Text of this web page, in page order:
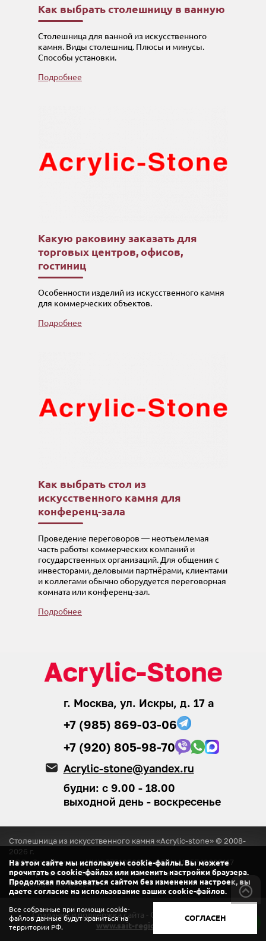
Как выбрать столешницу в ванную
Столешница для ванной из искусственного
камня. Виды столешниц. Плюсы и минусы.
Способы установки.
Подробнее
Какую раковину заказать для
торговых центров, офисов,
гостиниц
Особенности изделий из искусственного камня
для коммерческих объектов.
Подробнее
Как выбрать стол из
искусственного камня для
конференц-зала
Проведение переговоров — неотъемлемая
часть работы коммерческих компаний и
государственных организаций. Для общения с
инвесторами, деловыми партнёрами, клиентами
и коллегами обычно оборудуется переговорная
комната или конференц-зал.
Подробнее
г. Москва, ул. Искры, д. 17 а
+7 (985) 869-03-06
+7 (920) 805-98-70
Acrylic-stone@yandex.ru
будни: с 9.00 - 18.00
выходной день - воскресенье
Столешница из искусственного камня «Acrylic-stone» © 2008-
2026 г.
ООО «ЭлитКамень»ИНН 5751056920, ОГРН 1155749008117
® Копирование любых материалов с сайтабез согласия
владельцев запрещено.
Создание и поддержка сайта - ООО «Регион центр».
www.sait-region.ru
На этом сайте мы используем cookie-файлы. Вы можете
прочитать о cookie-файлах или изменить настройки браузера.
Продолжая пользоваться сайтом без изменения настроек, вы
даете согласие на использование ваших cookie-файлов.
Все собранные при помощи cookie-
файлов данные будут храниться на
территории РФ.
СОГЛАСЕН